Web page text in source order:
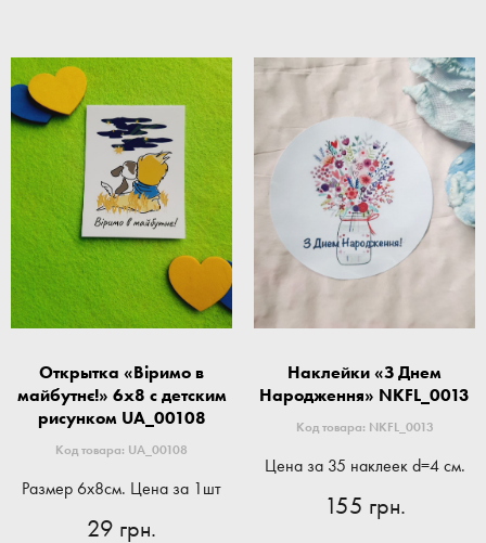
Открытка «Віримо в
майбутнє!» 6x8 с детским
рисунком UA_00108
Код товара: UA_00108
Размер 6x8см. Цена за 1шт
29 грн.
Наклейки «З Днем
Народження» NKFL_0013
Код товара: NKFL_0013
Цена за 35 наклеек d=4 см.
155 грн.